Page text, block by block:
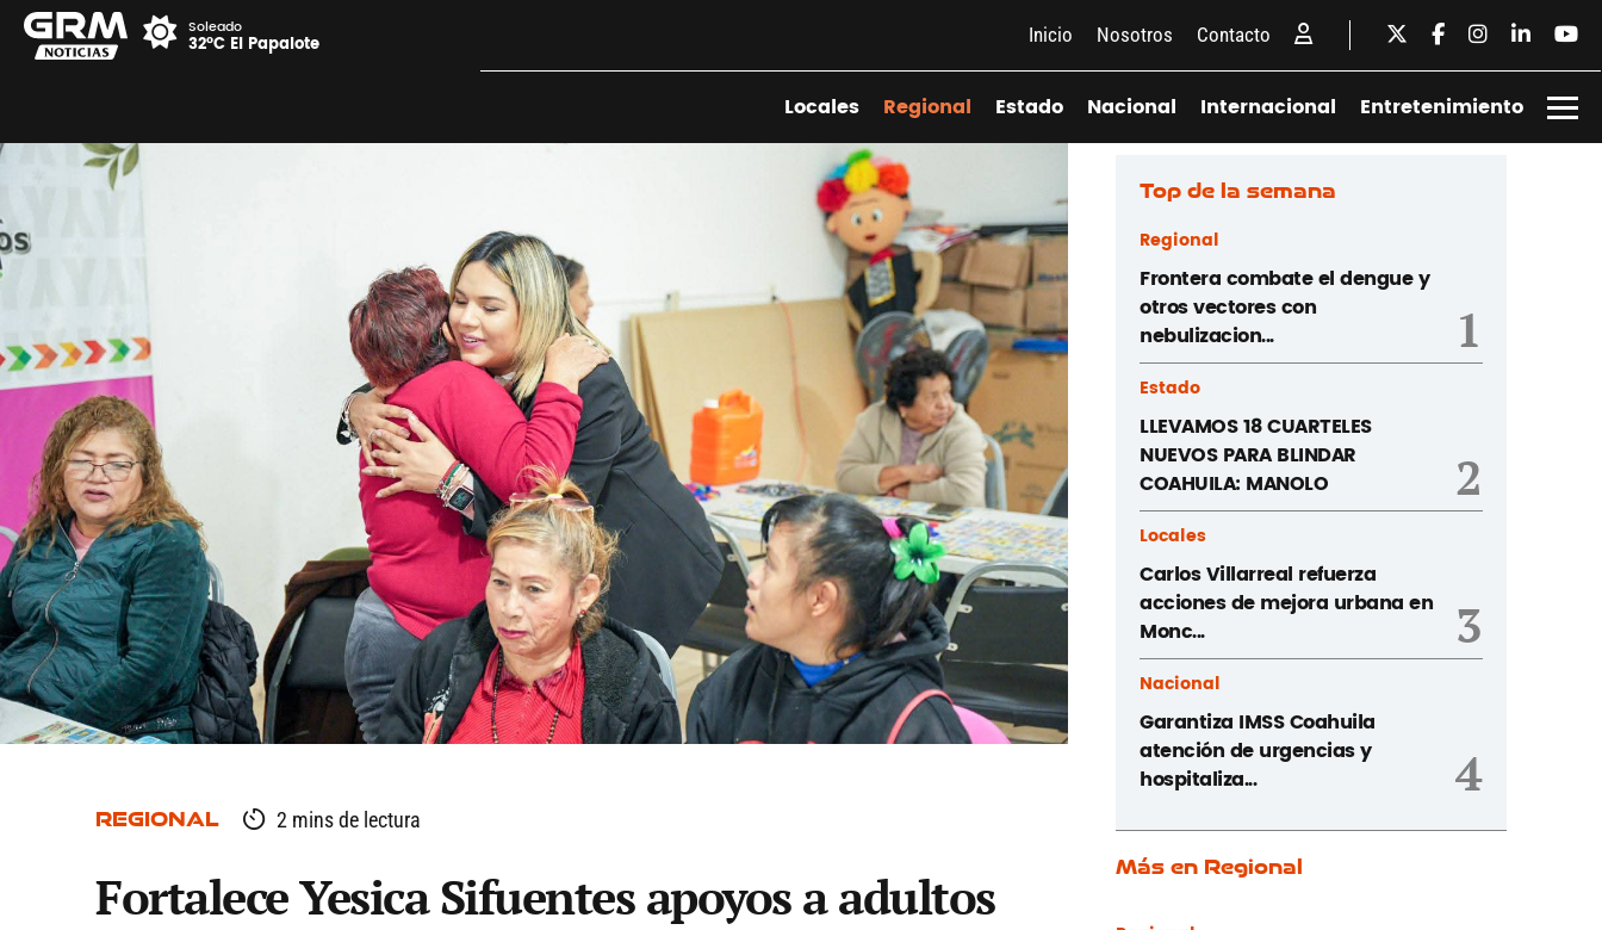
Soleado
32°C El Papalote Inicio Nosotros Contacto
Locales Regional Estado Nacional Internacional Entretenimiento
REGIONAL 2 mins de lectura
Fortalece Yesica Sifuentes apoyos a adultos
Top de la semana
Regional
Frontera combate el dengue y
otros vectores con
nebulizacion...
1
Estado
LLEVAMOS 18 CUARTELES
NUEVOS PARA BLINDAR
COAHUILA: MANOLO
2
Locales
Carlos Villarreal refuerza
acciones de mejora urbana en
Monc...
3
Nacional
Garantiza IMSS Coahuila
atención de urgencias y
hospitaliza...
4
Más en Regional